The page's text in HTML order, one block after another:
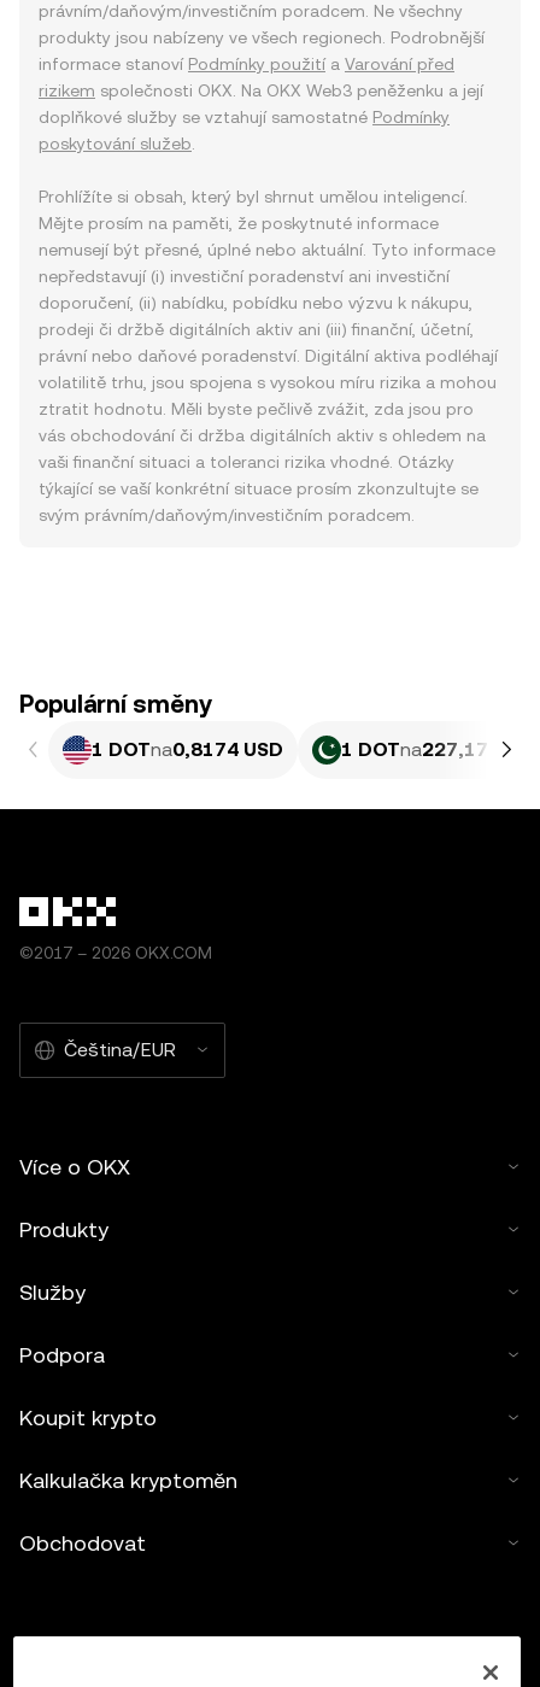
právním/daňovým/investičním poradcem. Ne všechny
produkty jsou nabízeny ve všech regionech. Podrobnější
informace stanoví Podmínky použitía Varování před
rizikem společnosti OKX. Na OKX Web3 peněženku a její
doplňkové služby se vztahují samostatné Podmínky
poskytování služeb
Prohlížíte si obsah, který byl shrnut umělou inteligencí.
Mějte prosím na paměti, že poskytnuté informace
nemusejí být přesné, úplné nebo aktuální. Tyto informace
nepředstavují (i) investiční poradenství ani investiční
doporučení, (ii) nabídku, pobídku nebo výzvu k nákupu,
prodeji či držbě digitálních aktiv ani (iii) finanční, účetní,
právní nebo daňové poradenství. Digitální aktiva podléhají
volatilitě trhu, jsou spojena s vysokou míru rizika a mohou
ztratit hodnotu. Měli byste pečlivě zvážit, zda jsou pro
vás obchodování či držba digitálních aktiv s ohledem na
vaši finanční situaci a toleranci rizika vhodné. Otázky
týkající se vaší konkrétní situace prosím zkonzultujte se
svým právním/daňovým/investičním poradcem.
Populární směny
1 DOTna0,8174 USD 1 DOTna227,17 PKR
©2017 – 2026 OKX.COM
Čeština/EUR
Více o OKX
Produkty
Služby
Podpora
Koupit krypto
Kalkulačka kryptoměn
Obchodovat